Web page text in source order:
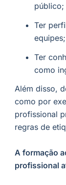
público;
Ter
equipes;
Ter
como
Além disso,
como por
profissional
regras de
A formação
profissional